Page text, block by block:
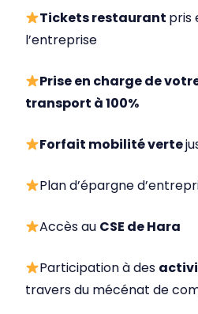
Tickets restaurant pris
l’entreprise
Prise en charge de
transport à 100%
Forfait mobilité verte
Plan d’épargne
Accès au CSE de Hara
Participation à des
travers du mécénat de